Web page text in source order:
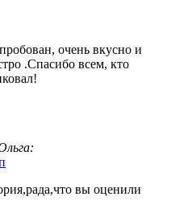
очень вкусно и
.Спасибо всем, кто
:
вы оценили